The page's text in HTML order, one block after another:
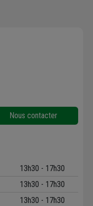
Nous contacter
13h30 - 17h30
13h30 - 17h30
13h30 - 17h30